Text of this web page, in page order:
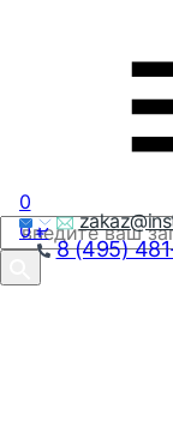
8 (495)
0
0₽